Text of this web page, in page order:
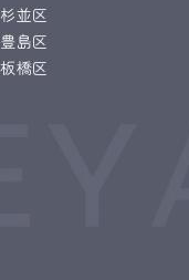
杉並区
豊島区
板橋区